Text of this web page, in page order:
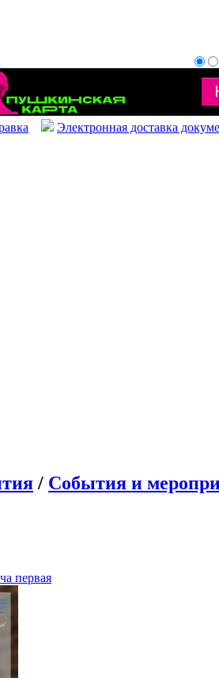
Электронная доставка
/ События и
первая